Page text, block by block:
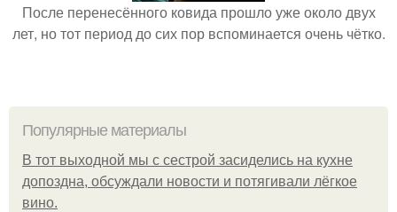
После перенесённого ковида прошло уже около двух
лет, но тот период до сих пор вспоминается очень чётко.
Популярные материалы
В тот выходной мы с сестрой засиделись на кухне
допоздна, обсуждали новости и потягивали лёгкое
вино.